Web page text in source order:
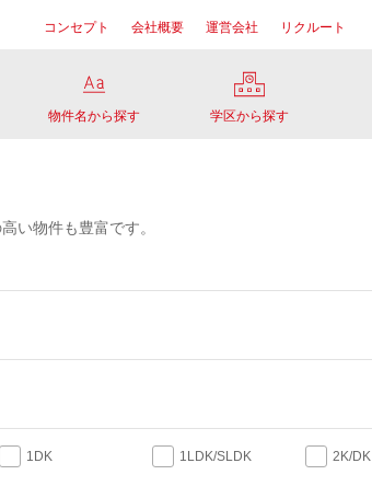
コンセプト 会社概要 運営会社 リクルート
物件名から探す 学区から探す
い物件も豊富です。
1DK 1LDK/SLDK 2K/DK